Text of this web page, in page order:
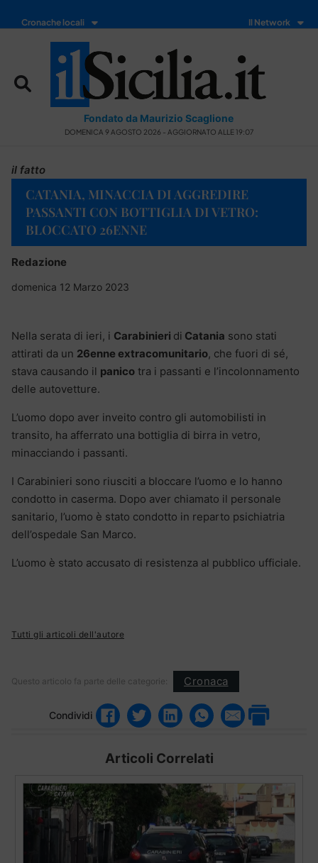
Cronache locali Il Network
Fondato da Maurizio Scaglione
DOMENICA 9 AGOSTO 2026 - AGGIORNATO ALLE 19:07
il fatto
CATANIA, MINACCIA DI AGGREDIRE
PASSANTI CON BOTTIGLIA DI VETRO:
BLOCCATO 26ENNE
Redazione
domenica 12 Marzo 2023
Nella serata di ieri, i Carabinieri di Catania sono stati
attirati da un 26enne extracomunitario, che fuori di sé,
stava causando il panico tra i passanti e l’incolonnamento
delle autovetture.
L’uomo dopo aver inveito contro gli automobilisti in
transito, ha afferrato una bottiglia di birra in vetro,
minacciando i passanti.
I Carabinieri sono riusciti a bloccare l’uomo e lo hanno
condotto in caserma. Dopo aver chiamato il personale
sanitario, l’uomo è stato condotto in reparto psichiatria
dell’ospedale San Marco.
L’uomo è stato accusato di resistenza al pubblico ufficiale.
Tutti gli articoli dell'autore
Questo articolo fa parte delle categorie: Cronaca
Condividi
Articoli Correlati